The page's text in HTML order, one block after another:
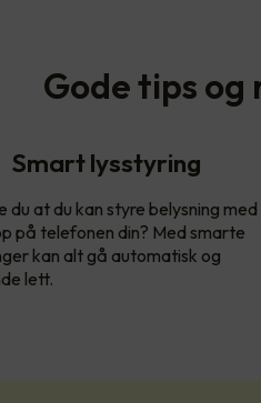
Gode tips og
Smart lysstyring
du at du kan styre belysning med
på telefonen din? Med smarte
kan alt gå automatisk og
lett.